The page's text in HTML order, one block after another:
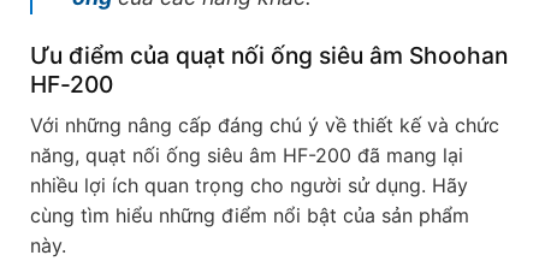
Ưu điểm của quạt nối ống siêu âm Shoohan
HF-200
Với những nâng cấp đáng chú ý về thiết kế và chức
năng, quạt nối ống siêu âm HF-200 đã mang lại
nhiều lợi ích quan trọng cho người sử dụng. Hãy
cùng tìm hiểu những điểm nổi bật của sản phẩm
này.